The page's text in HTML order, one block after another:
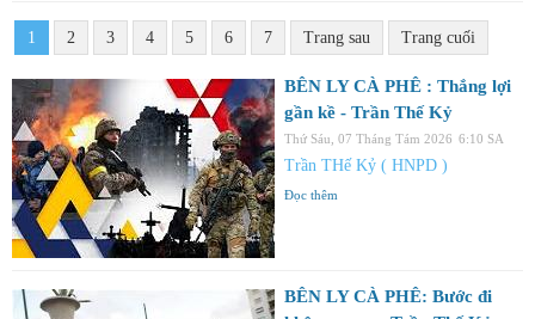
1 2 3 4 5 6 7 Trang sau Trang cuối
BÊN LY CÀ PHÊ : Thắng lợi
gần kề - Trần Thế Kỷ
Thứ Sáu, 07 Tháng Tám 2026 6:10 SA
Trần THế Kỷ ( HNPD )
Đọc thêm
BÊN LY CÀ PHÊ: Bước đi